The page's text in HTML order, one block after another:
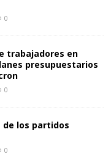
0
trabajadores en
presupuestarios
0
de los partidos
0